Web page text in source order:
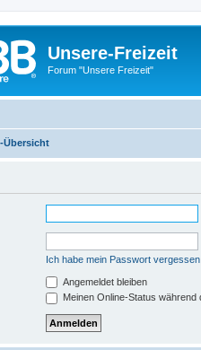
Unsere-Freizeit
Forum "Unsere Freizeit"
Übersicht
Ich habe mein Passwort vergessen
Angemeldet bleiben
Meinen Online-Status